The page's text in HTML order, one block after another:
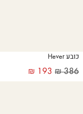
כובע Hever
₪386
₪ 193